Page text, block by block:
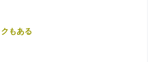
もある